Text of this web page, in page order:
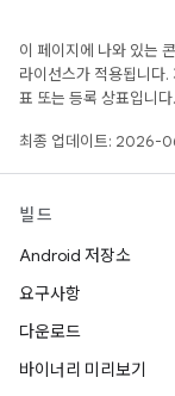
이 페이지에 나와 있는
라이선스가 적용됩니
표 또는 등록 상표입니다.
최종 업데이트: 2026-
빌드
Android 저장소
요구사항
다운로드
바이너리 미리보기